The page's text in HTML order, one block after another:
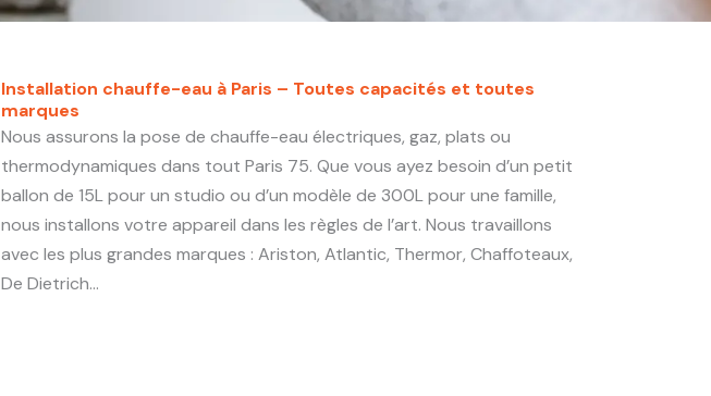
Installation chauffe-eau à Paris – Toutes capacités et toutes
marques
Nous assurons la pose de chauffe-eau électriques, gaz, plats ou
thermodynamiques dans tout Paris 75. Que vous ayez besoin d’un petit
ballon de 15L pour un studio ou d’un modèle de 300L pour une famille,
nous installons votre appareil dans les règles de l’art. Nous travaillons
avec les plus grandes marques : Ariston, Atlantic, Thermor, Chaffoteaux,
De Dietrich…